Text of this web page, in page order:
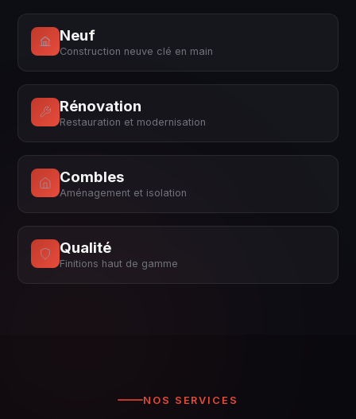
Neuf
Construction neuve clé en main
Rénovation
Restauration et modernisation
Combles
Aménagement et isolation
Qualité
Finitions haut de gamme
NOS SERVICES